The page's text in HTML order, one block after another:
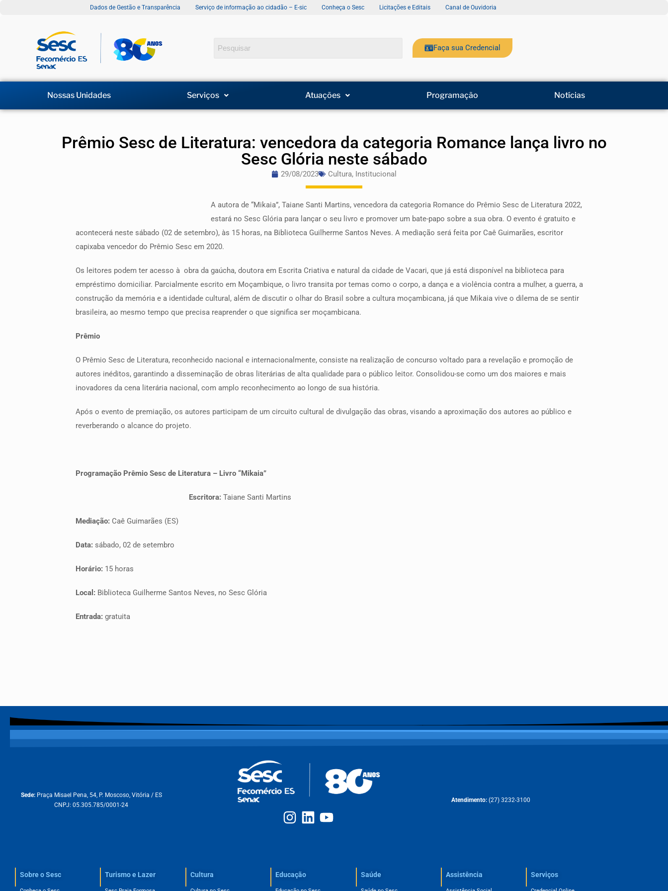
Dados de Gestão e Transparência Serviço de informação ao cidadão – E-sic Conheça o Sesc Licitações e Editais Canal de Ouvidoria
Faça sua Credencial
Nossas Unidades Serviços Atuações Programação Notícias
Prêmio Sesc de Literatura: vencedora da categoria Romance lança livro no
Sesc Glória neste sábado
29/08/2023 Cultura, Institucional
A autora de “Mikaia”, Taiane Santi Martins, vencedora da categoria Romance do Prêmio Sesc de Literatura 2022,
estará no Sesc Glória para lançar o seu livro e promover um bate-papo sobre a sua obra. O evento é gratuito e
acontecerá neste sábado (02 de setembro), às 15 horas, na Biblioteca Guilherme Santos Neves. A mediação será feita por Caê Guimarães, escritor
capixaba vencedor do Prêmio Sesc em 2020.
Os leitores podem ter acesso à obra da gaúcha, doutora em Escrita Criativa e natural da cidade de Vacari, que já está disponível na biblioteca para
empréstimo domiciliar. Parcialmente escrito em Moçambique, o livro transita por temas como o corpo, a dança e a violência contra a mulher, a guerra, a
construção da memória e a identidade cultural, além de discutir o olhar do Brasil sobre a cultura moçambicana, já que Mikaia vive o dilema de se sentir
brasileira, ao mesmo tempo que precisa reaprender o que significa ser moçambicana.
Prêmio
O Prêmio Sesc de Literatura, reconhecido nacional e internacionalmente, consiste na realização de concurso voltado para a revelação e promoção de
autores inéditos, garantindo a disseminação de obras literárias de alta qualidade para o público leitor. Consolidou-se como um dos maiores e mais
inovadores da cena literária nacional, com amplo reconhecimento ao longo de sua história.
Após o evento de premiação, os autores participam de um circuito cultural de divulgação das obras, visando a aproximação dos autores ao público e
reverberando o alcance do projeto.
Programação Prêmio Sesc de Literatura – Livro “Mikaia”
Escritora: Taiane Santi Martins
Mediação: Caê Guimarães (ES)
Data: sábado, 02 de setembro
Horário: 15 horas
Local: Biblioteca Guilherme Santos Neves, no Sesc Glória
Entrada: gratuita
Sede: Praça Misael Pena, 54, P. Moscoso, Vitória / ES
CNPJ: 05.305.785/0001-24
Atendimento: (27) 3232-3100
Sobre o Sesc​ Turismo e Lazer Cultura Educação Saúde Assistência Serviços